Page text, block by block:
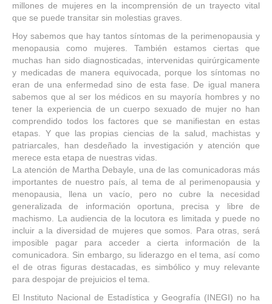
millones de mujeres en la incomprensión de un trayecto vital
que se puede transitar sin molestias graves.
Hoy sabemos que hay tantos síntomas de la perimenopausia y
menopausia como mujeres. También estamos ciertas que
muchas han sido diagnosticadas, intervenidas quirúrgicamente
y medicadas de manera equivocada, porque los síntomas no
eran de una enfermedad sino de esta fase. De igual manera
sabemos que al ser los médicos en su mayoría hombres y no
tener la experiencia de un cuerpo sexuado de mujer no han
comprendido todos los factores que se manifiestan en estas
etapas. Y que las propias ciencias de la salud, machistas y
patriarcales, han desdeñado la investigación y atención que
merece esta etapa de nuestras vidas.
La atención de Martha Debayle, una de las comunicadoras más
importantes de nuestro país, al tema de al perimenopausia y
menopausia, llena un vacío, pero no cubre la necesidad
generalizada de información oportuna, precisa y libre de
machismo. La audiencia de la locutora es limitada y puede no
incluir a la diversidad de mujeres que somos. Para otras, será
imposible pagar para acceder a cierta información de la
comunicadora. Sin embargo, su liderazgo en el tema, así como
el de otras figuras destacadas, es simbólico y muy relevante
para despojar de prejuicios el tema.
El Instituto Nacional de Estadística y Geografía (INEGI) no ha